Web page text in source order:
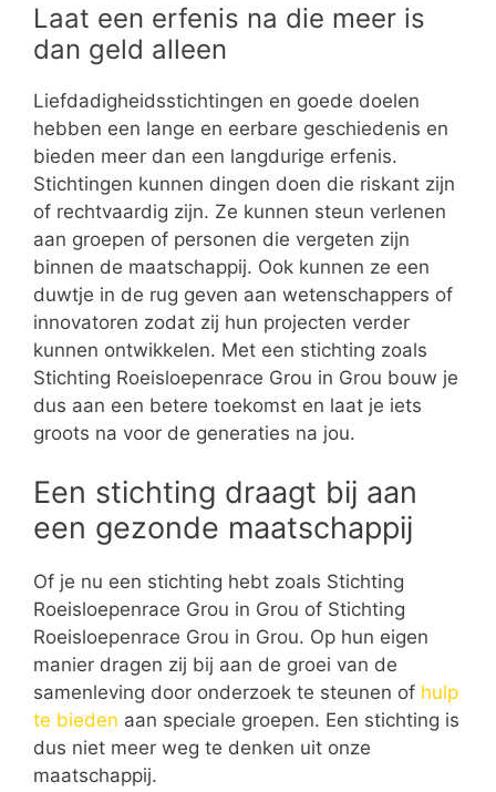
Laat een erfenis na die meer is
dan geld alleen
Liefdadigheidsstichtingen en goede doelen
hebben een lange en eerbare geschiedenis en
bieden meer dan een langdurige erfenis.
Stichtingen kunnen dingen doen die riskant zijn
of rechtvaardig zijn. Ze kunnen steun verlenen
aan groepen of personen die vergeten zijn
binnen de maatschappij. Ook kunnen ze een
duwtje in de rug geven aan wetenschappers of
innovatoren zodat zij hun projecten verder
kunnen ontwikkelen. Met een stichting zoals
Stichting Roeisloepenrace Grou in Grou bouw je
dus aan een betere toekomst en laat je iets
groots na voor de generaties na jou.
Een stichting draagt bij aan
een gezonde maatschappij
Of je nu een stichting hebt zoals Stichting
Roeisloepenrace Grou in Grou of Stichting
Roeisloepenrace Grou in Grou. Op hun eigen
manier dragen zij bij aan de groei van de
samenleving door onderzoek te steunen of hulp
te bieden aan speciale groepen. Een stichting is
dus niet meer weg te denken uit onze
maatschappij.